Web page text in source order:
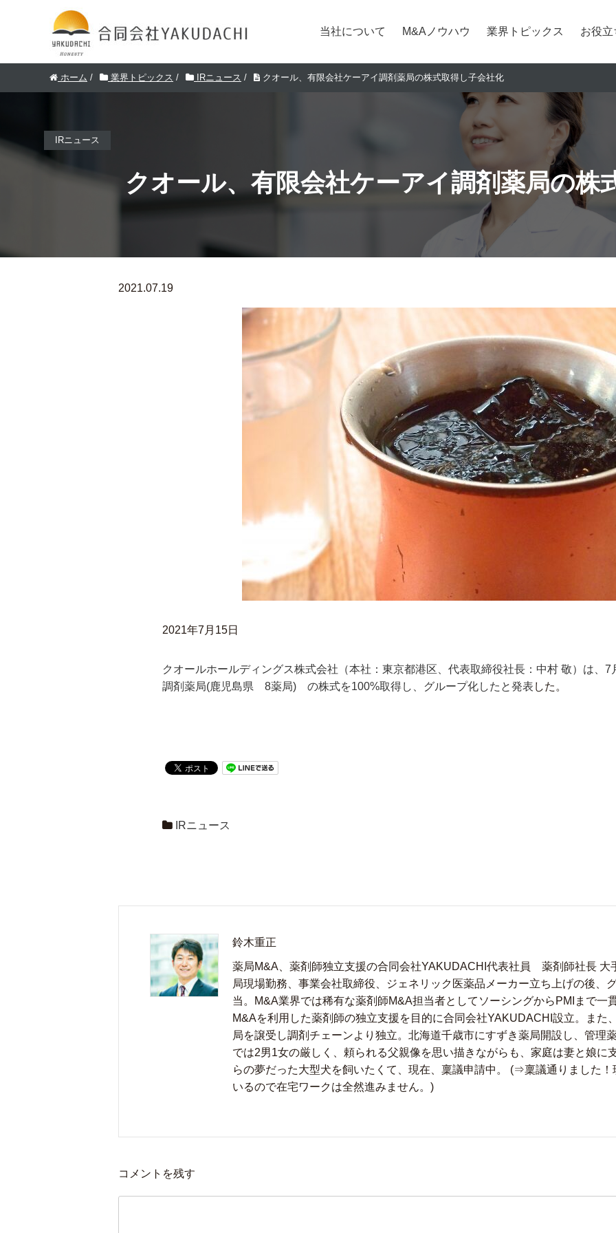
当社について M&Aノウハウ 業界トピックス お役
ホーム / 業界トピックス / IRニュース / クオール、有限会社ケーアイ調剤薬局の株式取得し子会社化
IRニュース
クオール、有限会社ケーアイ調剤薬局の株
2021.07.19
2021年7月15日
クオールホールディングス株式会社（本社：東京都港区、代表取締役社長：中村 敬）は、7
調剤薬局(鹿児島県 8薬局) の株式を100%取得し、グループ化したと発表 した。
IRニュース
鈴木重正
薬局M&A、薬剤師独立支援の合同会社YAKUDACHI代表社員 薬剤師社長 大
局現場勤務、事業会社取締役、ジェネリック医薬品メーカー立ち上げの後、
当。M&A業界では稀有な薬剤師M&A担当者としてソーシングからPMIまで一
M&Aを利用した薬剤師の独立支援を目的に合同会社YAKUDACHI設立。また
局を譲受し調剤チェーンより独立。北海道千歳市にすずき薬局開設し、管理
では2男1女の厳しく、頼られる父親像を思い描きながらも、家庭は妻と娘に
らの夢だった大型犬を飼いたくて、現在、稟議申請中。 (⇒稟議通りました！
いるので在宅ワークは全然進みません。)
コメントを残す